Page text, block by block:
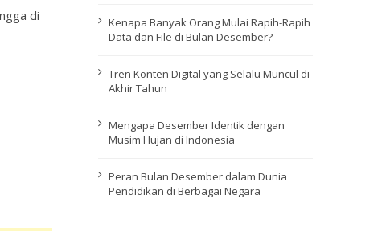
di
Kenapa Banyak Orang Mulai Rapih-Rapih
Data dan File di Bulan Desember?
Tren Konten Digital yang Selalu Muncul di
Akhir Tahun
Mengapa Desember Identik dengan
Musim Hujan di Indonesia
Peran Bulan Desember dalam Dunia
Pendidikan di Berbagai Negara